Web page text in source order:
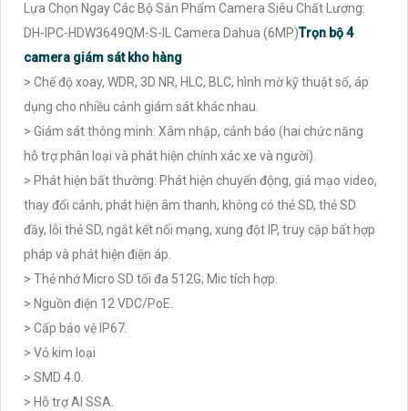
Lựa Chọn Ngay Các Bộ Sản Phẩm Camera Siêu Chất Lượng:
DH-IPC-HDW3649QM-S-IL Camera Dahua (6MP)Trọn bộ 4
camera giám sát kho hàng
> Chế độ xoay, WDR, 3D NR, HLC, BLC, hình mờ kỹ thuật số, áp
dụng cho nhiều cảnh giám sát khác nhau.
> Giám sát thông minh: Xâm nhập, cảnh báo (hai chức năng
hỗ trợ phân loại và phát hiện chính xác xe và người).
> Phát hiện bất thường: Phát hiện chuyển động, giả mạo video,
thay đổi cảnh, phát hiện âm thanh, không có thẻ SD, thẻ SD
đầy, lỗi thẻ SD, ngắt kết nối mạng, xung đột IP, truy cập bất hợp
pháp và phát hiện điện áp.
> Thẻ nhớ Micro SD tối đa 512G; Mic tích hợp.
> Nguồn điện 12 VDC/PoE.
> Cấp bảo vệ IP67.
> Vỏ kim loại
> SMD 4.0.
> Hỗ trợ AI SSA.